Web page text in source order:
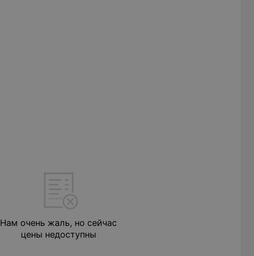
Нам очень жаль, но сейчас
цены недоступны